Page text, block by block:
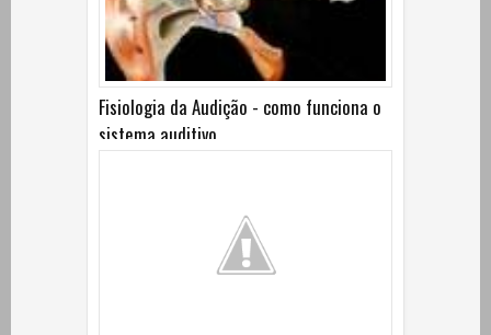
Fisiologia da Audição - como funciona o
sistema auditivo